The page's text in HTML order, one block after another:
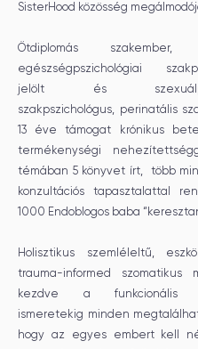
SisterHood közösség
Ötdiplomás szakember,
egészségpszichológiai
jelölt és
szakpszichológus, perinatális
13 éve támogat krónikus
termékenységi
témában 5 könyvet írt, több
konzultációs tapasztalattal
1000 Endoblogos baba
Holisztikus szemléleltű,
trauma-informed szomatikus
kezdve a funkcionális
ismeretekig minden
hogy az egyes embert kell